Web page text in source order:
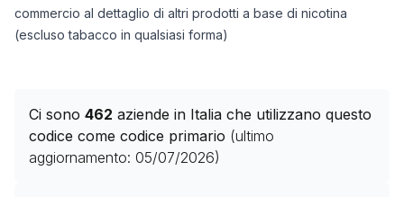
commercio al dettaglio di altri prodotti a base di nicotina
(escluso tabacco in qualsiasi forma)
Ci sono 462 aziende in Italia che utilizzano questo
codice come codice primario (ultimo
aggiornamento: 05/07/2026)